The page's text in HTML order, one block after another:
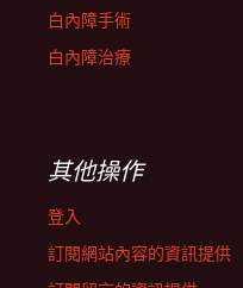
白內障手術
白內障治療
其他操作
登入
訂閱網站內容的資訊提供